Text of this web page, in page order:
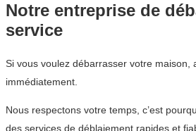
Notre entreprise de
service
Si vous voulez débarrasser votre maison,
immédiatement.
Nous respectons votre temps, c’est
des services de déblaiement rapides et